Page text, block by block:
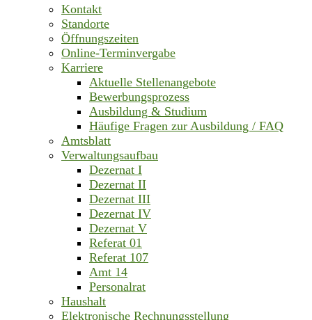
Kontakt
Standorte
Öffnungszeiten
Online-Terminvergabe
Karriere
Aktuelle Stellenangebote
Bewerbungsprozess
Ausbildung & Studium
Häufige Fragen zur Ausbildung / FAQ
Amtsblatt
Verwaltungsaufbau
Dezernat I
Dezernat II
Dezernat III
Dezernat IV
Dezernat V
Referat 01
Referat 107
Amt 14
Personalrat
Haushalt
Elektronische Rechnungsstellung